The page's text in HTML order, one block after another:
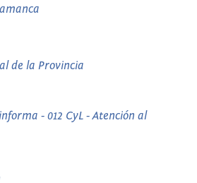
de la Provincia
- 012 CyL - Atención al